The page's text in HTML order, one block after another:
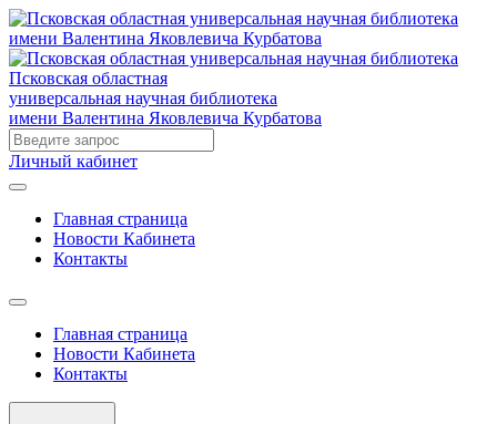
Псковская областная
универсальная научная библиотека
имени Валентина Яковлевича Курбатова
Личный кабинет
Главная страница
Новости Кабинета
Контакты
Главная страница
Новости Кабинета
Контакты